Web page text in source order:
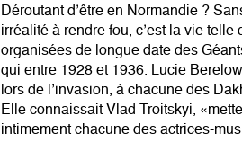
Déroutant d’être en Normandie ?
irréalité à rendre fou, c’est la vie
organisées de longue date des
qui entre 1928 et 1936. Lucie
lors de l’invasion, à chacune des
Elle connaissait Vlad Troitskyi,
intimement chacune des actrices-